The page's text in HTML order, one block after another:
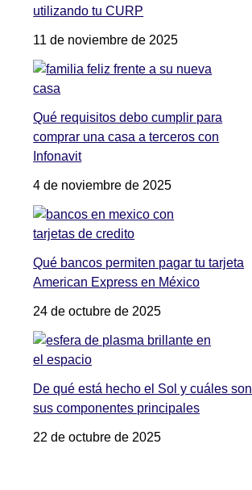
utilizando tu CURP
11 de noviembre de 2025
Qué requisitos debo cumplir para
comprar una casa a terceros con
Infonavit
4 de noviembre de 2025
Qué bancos permiten pagar tu tarjeta
American Express en México
24 de octubre de 2025
De qué está hecho el Sol y cuáles son
sus componentes principales
22 de octubre de 2025